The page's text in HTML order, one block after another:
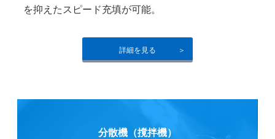
を抑えたスピード充填が可能。
詳細を見る
分散機（撹拌機）